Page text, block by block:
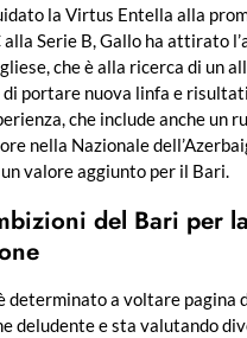
la Virtus Entella alla
alla Serie B, Gallo ha attirato
che è alla ricerca di un
di portare nuova linfa e
che include anche un
nella Nazionale
valore aggiunto per il Bari.
del Bari per
determinato a voltare pagina
deludente e sta valutando